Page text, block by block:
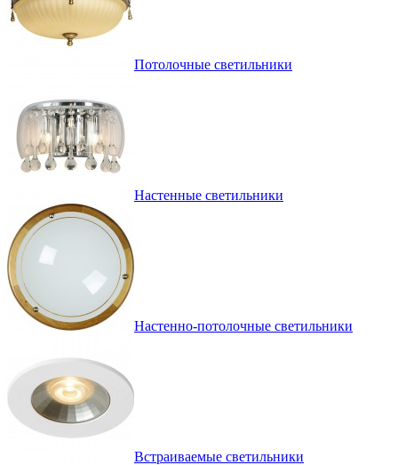
Потолочные светильники
Настенные светильники
Настенно-потолочные светильники
Встраиваемые светильники